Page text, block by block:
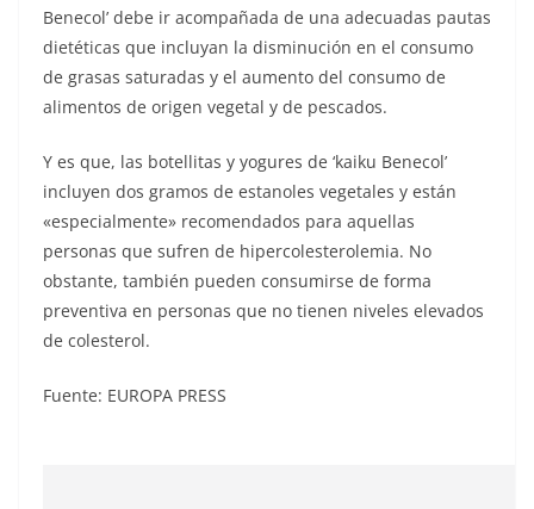
Benecol’ debe ir acompañada de una adecuadas pautas
dietéticas que incluyan la disminución en el consumo
de grasas saturadas y el aumento del consumo de
alimentos de origen vegetal y de pescados.
Y es que, las botellitas y yogures de ‘kaiku Benecol’
incluyen dos gramos de estanoles vegetales y están
«especialmente» recomendados para aquellas
personas que sufren de hipercolesterolemia. No
obstante, también pueden consumirse de forma
preventiva en personas que no tienen niveles elevados
de colesterol.
Fuente: EUROPA PRESS